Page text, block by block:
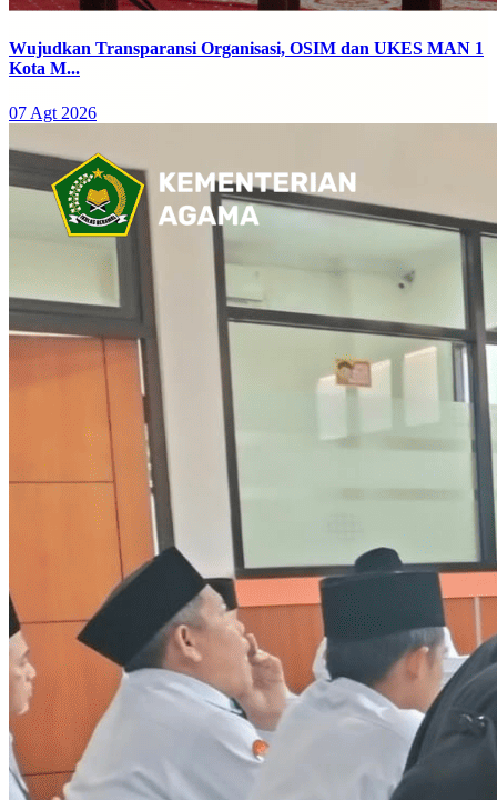
Wujudkan Transparansi Organisasi, OSIM dan UKES MAN 1
Kota M...
07 Agt 2026